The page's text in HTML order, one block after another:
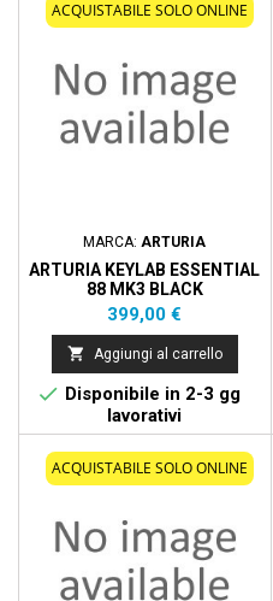
ACQUISTABILE SOLO ONLINE
MARCA: ARTURIA
ARTURIA KEYLAB ESSENTIAL
88 MK3 BLACK
Prezzo
399,00 €
 Aggiungi al carrello
 Disponibile in 2-3 gg
lavorativi
ACQUISTABILE SOLO ONLINE